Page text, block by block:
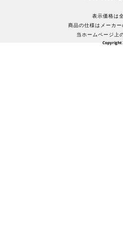
表示価格は
商品の仕様はメーカ
当ホームページ上
Copyright